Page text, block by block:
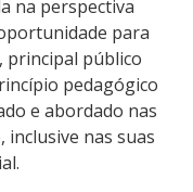
na perspectiva
para
principal público
pedagógico
e abordado nas
inclusive nas suas